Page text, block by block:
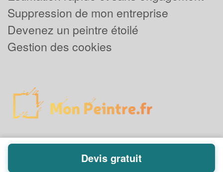
Suppression de mon entreprise
Devenez un peintre étoilé
Gestion des cookies
Powered byPlus que pro
Devis gratuit